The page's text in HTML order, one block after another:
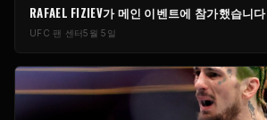
RAFAEL FIZIEV가 메인 이벤트에 참가했습니다
UFC 팬 센터5월 5일